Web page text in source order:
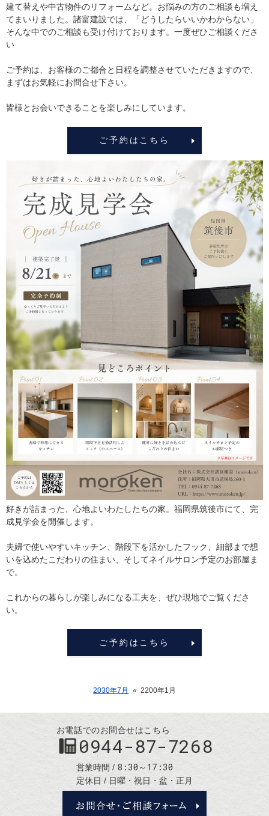
建て替えや中古物件のリフォームなど。お悩みの方のご相談も増え
てまいりました。諸富建設では、「どうしたらいいかわからない」
そんな中でのご相談も受け付けております。一度ぜひご相談くださ
い
ご予約は、お客様のご都合と日程を調整させていただきますので、
まずはお気軽にお問合せ下さい。
皆様とお会いできることを楽しみにしています。
ご予約はこちら
好きが詰まった、心地よいわたしたちの家。福岡県筑後市にて、完
成見学会を開催します。
夫婦で使いやすいキッチン、階段下を活かしたフック、細部まで想
いを込めたこだわりの住まい、そしてネイルサロン予定のお部屋ま
で。
これからの暮らしが楽しみになる工夫を、ぜひ現地でご覧くださ
い。
ご予約はこちら
2030年7月 « 2200年1月
お電話でのお問合せはこちら
0944-87-7268
営業時間 8:30～17:30
定休日 日曜・祝日・盆・正月